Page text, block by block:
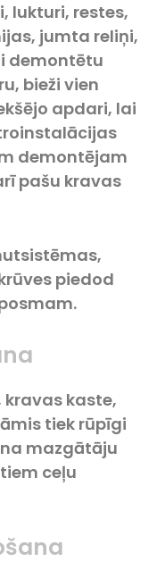
lukturi, restes,
jumta reliņi,
demontētu
bieži vien
apdari, lai
demontējam
pašu kravas
piedod
kaste,
tiek rūpīgi
mazgātāju
ceļu